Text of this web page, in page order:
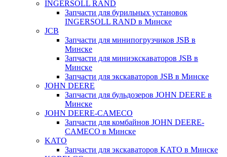
INGERSOLL RAND
Запчасти для бурильных установок
INGERSOLL RAND в Минске
JCB
Запчасти для минипогрузчиков JSB в
Минске
Запчасти для миниэкскаваторов JSB в
Минске
Запчасти для экскаваторов JSB в Минске
JOHN DEERE
Запчасти для бульдозеров JOHN DEERE в
Минске
JOHN DEERE-CAMECO
Запчасти для комбайнов JOHN DEERE-
CAMECO в Минске
KATO
Запчасти для экскаваторов KATO в Минске